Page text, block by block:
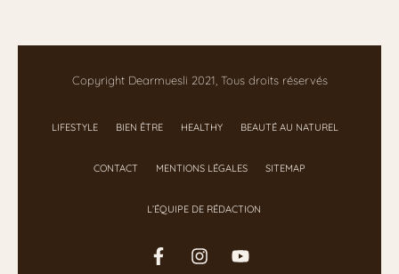
Copyright Dearmuesli 2021, Tous droits réservés
LIFESTYLE BIEN ÊTRE HEALTHY BEAUTÉ AU NATUREL
CONTACT MENTIONS LÉGALES SITEMAP
L’ÉQUIPE DE RÉDACTION